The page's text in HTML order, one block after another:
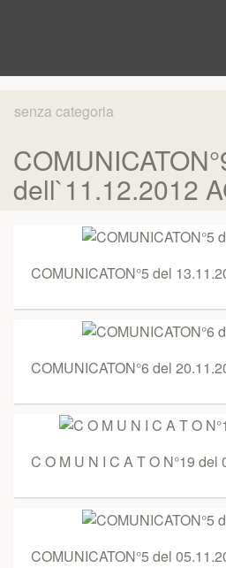
senza categoria
dell`11.12.2012
COMUNICATON°5 del
COMUNICATON°6 del
C O M U N I C A T O N°19 del
COMUNICATON°5 del